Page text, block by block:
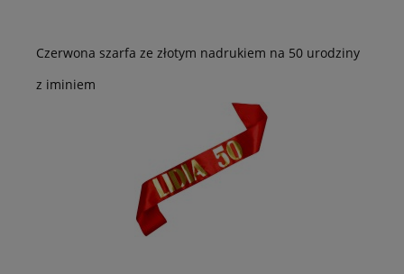
Czerwona szarfa ze złotym nadrukiem na 50 urodziny
z iminiem